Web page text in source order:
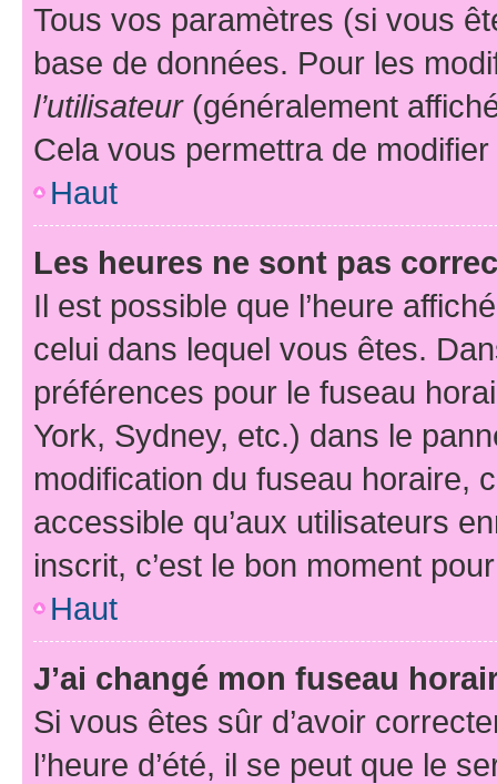
Tous vos paramètres (si vous
base de données. Pour les
l’utilisateur(généralement
Cela vous permettra de
Haut
Les heures ne sont pas
Il est possible que l’heure
celui dans lequel vous êtes.
préférences pour le fuseau
York, Sydney, etc.) dans le
modification du fuseau horaire,
accessible qu’aux utilisateurs
inscrit, c’est le bon moment
Haut
J’ai changé mon fuseau
Si vous êtes sûr d’avoir
l’heure d’été, il se peut que le